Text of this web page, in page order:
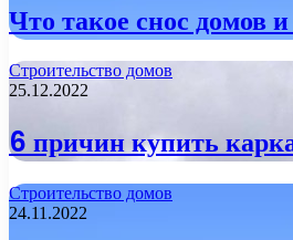
Что такое снос домов
Строительство домов
25.12.2022
6 причин купить
Строительство домов
24.11.2022